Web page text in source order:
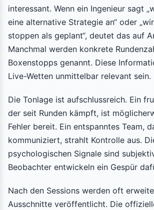
interessant. Wenn ein Ingenieur sagt
eine alternative Strategie an“ oder
stoppen als geplant“, deutet das auf
Manchmal werden konkrete
Boxenstopps genannt. Diese
Live-Wetten unmittelbar relevant sein.
Die Tonlage ist aufschlussreich. Ein
der seit Runden kämpft, ist
Fehler bereit. Ein entspanntes Team,
kommuniziert, strahlt Kontrolle aus.
psychologischen Signale sind
Beobachter entwickeln ein Gespür
Nach den Sessions werden oft
Ausschnitte veröffentlicht. Die